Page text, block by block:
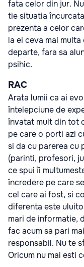
fata celor din jur.
tie situatia
prezenta a celor
la ei ceva mai
departe, fara sa
psihic.
RAC
Arata lumii ca ai
întelepciune de
învatat mult din tot
pe care o porti azi
si da cu parerea cu
(parinti, profesori,
ce spui îi
încredere pe care
cel care ai fost, si
diferenta este
mari de informatie,
fac acum sa pari
responsabil. Nu te
Oricum nu mai esti